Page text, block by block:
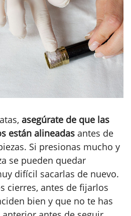
asegúrate de que las
están alineadas antes de
Si presionas mucho y
se pueden quedar
difícil sacarlas de nuevo.
cierres, antes de fijarlos
bien y que no te has